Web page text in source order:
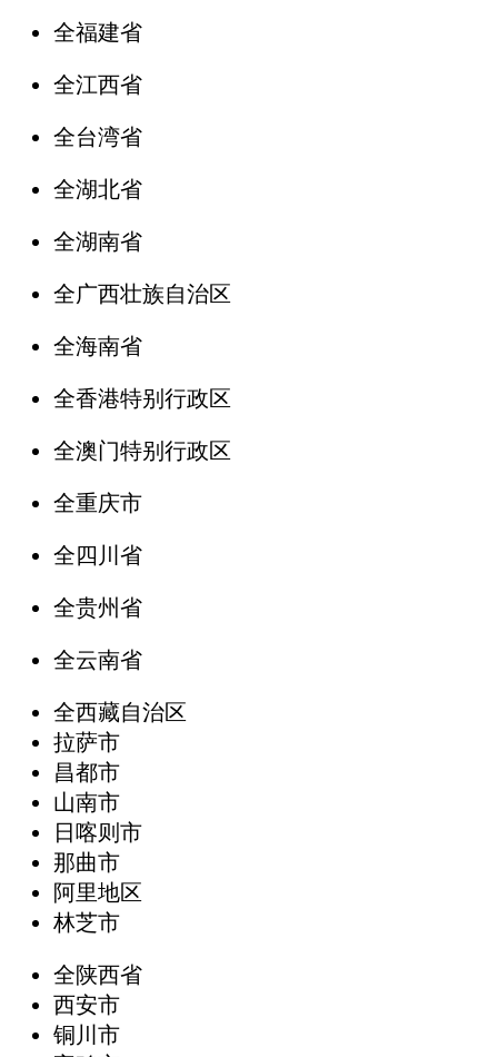
全福建省
全江西省
全台湾省
全湖北省
全湖南省
全广西壮族自治区
全海南省
全香港特别行政区
全澳门特别行政区
全重庆市
全四川省
全贵州省
全云南省
全西藏自治区
拉萨市
昌都市
山南市
日喀则市
那曲市
阿里地区
林芝市
全陕西省
西安市
铜川市